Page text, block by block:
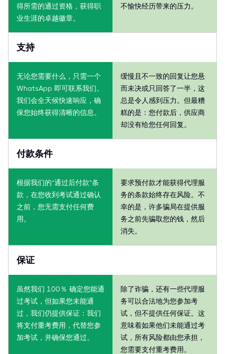
得所需的通过资格，获得职
业生涯的卓越徽章。
不愉快经历带来的压力。
支持
无论您需要什么，只需一个
WhatsApp 即可联系我们。
我们会全天候快速响应，确
保您始终获得清晰的信息。
缓慢且不一致的回复让您悬
而未决或只回答了一半，这
总是令人感到压力。但最糟
糕的是：您付款后，供应商
却没有给您任何回复。
付款条件
根据我们的“通过后付款”条
款，在您收到考试通过确认
之前，您无需支付任何费
用。
要求预付款才能获得代理服
务的条款始终存在风险。不
幸的是，许多骗局在提供服
务之前先骗取您的钱，然后
消失。
保证
虽然我们 100％ 确定您能通
过考试，但如果您未能通
过，我们仍提供保证：我们
将支付重考费用，代替您参
加考试，并确保您通过。
除了诈骗，还有一些代理服
务可以合法地为您参加考
试，但不提供任何保证。这
意味着如果他们未能通过考
试，所有风险都由您承担，
您需要支付重考费用。